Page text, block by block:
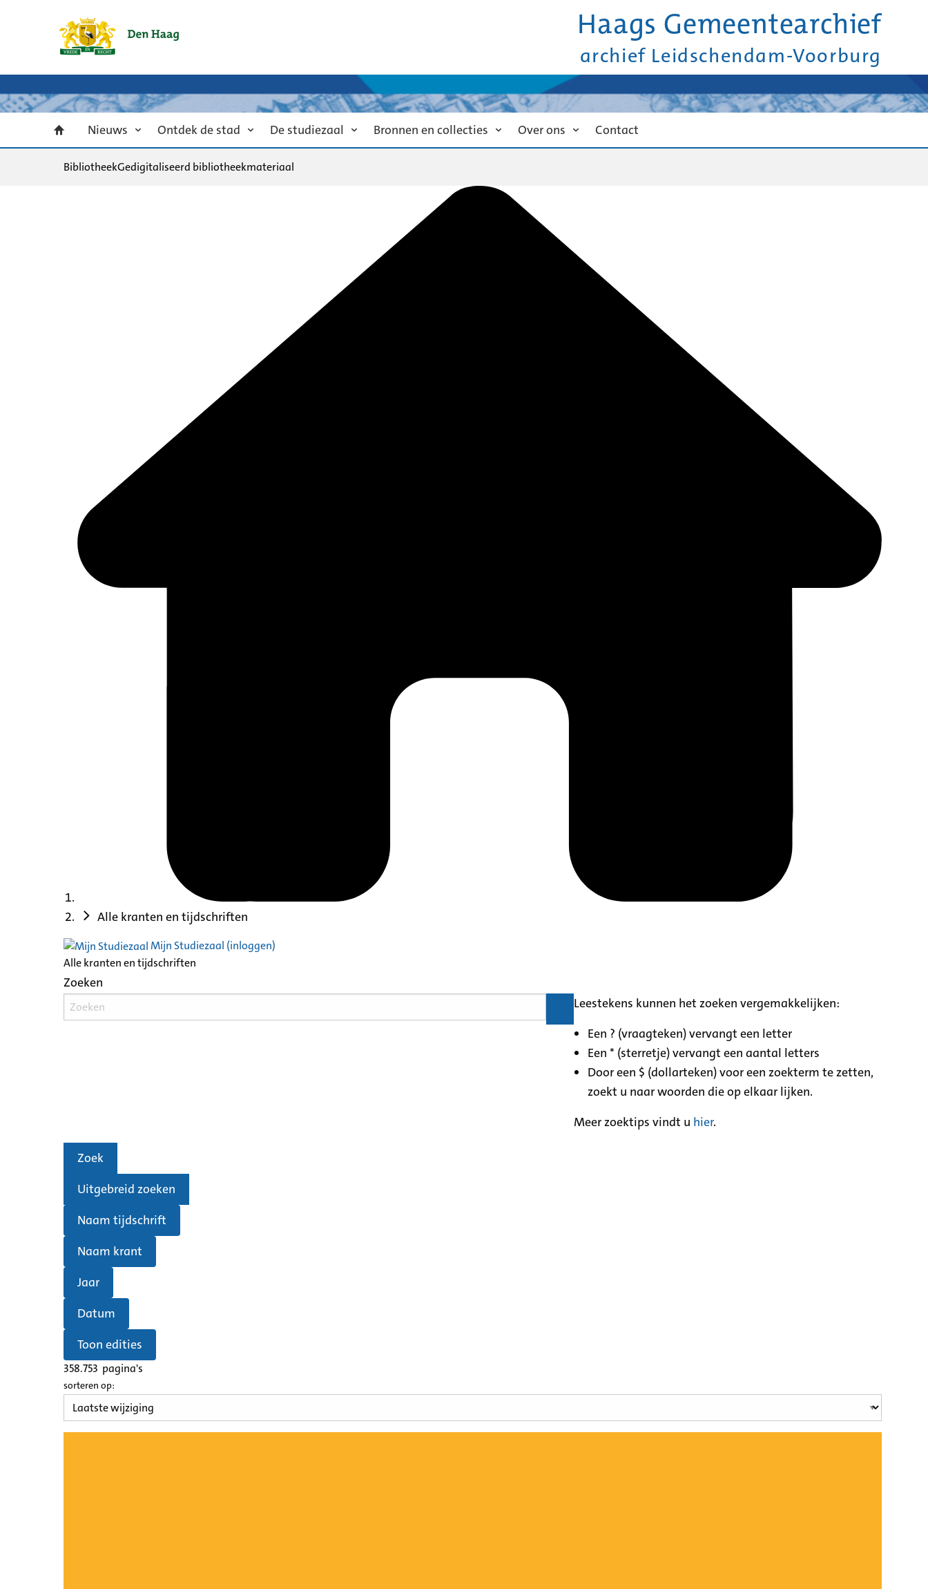
Haags Gemeentearchief
archief Leidschendam-Voorburg
Nieuws Ontdek de stad De studiezaal Bronnen en collecties Over ons Contact
BibliotheekGedigitaliseerd bibliotheekmateriaal
Alle kranten en tijdschriften
Mijn Studiezaal (inloggen)
Alle kranten en tijdschriften
Zoeken
Leestekens kunnen het zoeken vergemakkelijken:
Een ? (vraagteken) vervangt een letter
Een * (sterretje) vervangt een aantal letters
Door een $ (dollarteken) voor een zoekterm te zetten,
zoekt u naar woorden die op elkaar lijken.
Meer zoektips vindt u hier.
Zoek
Uitgebreid zoeken
Naam tijdschrift
Naam krant
Jaar
Datum
Toon edities
358.753 pagina's
sorteren op: